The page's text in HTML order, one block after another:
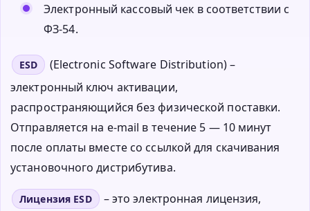
Электронный кассовый чек в соответствии с
ФЗ-54.
ESD
(Electronic Software Distribution) –
электронный ключ активации,
распространяющийся без физической поставки.
Отправляется на e-mail в течение 5 — 10 минут
после оплаты вместе со ссылкой для скачивания
установочного дистрибутива.
Лицензия ESD
– это электронная лицензия,